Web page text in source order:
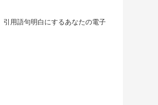
用語句明白にするあなたの電子